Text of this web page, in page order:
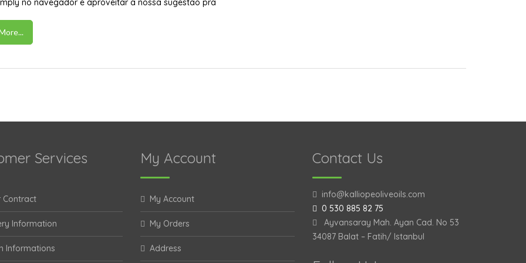
no navegador e aproveitar a nossa sugestão pra
Services
Contract
Information
Informations
My Account
My Account
My Orders
Address
Contact Us
info@kalliopeoliveoils.com
0 530 885 82 75
Ayvansaray Mah. Ayan Cad. No 53
34087 Balat – Fatih/ Istanbul